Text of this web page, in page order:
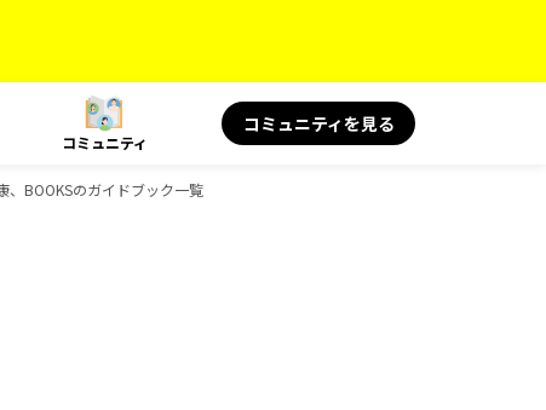
コミュニティ
コミュニティを見る
、BOOKSのガイドブック一覧